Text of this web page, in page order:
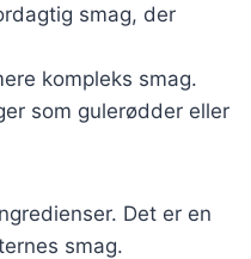
smag, der
kompleks smag.
som gulerødder eller
Det er en
smag.